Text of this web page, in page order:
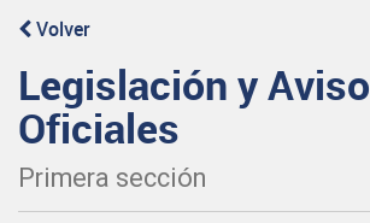
Volver
Legislación y
Oficiales
Primera sección